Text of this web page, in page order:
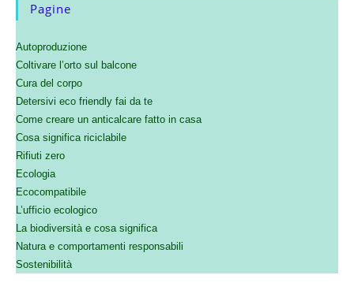
Pagine
Autoproduzione
Coltivare l’orto sul balcone
Cura del corpo
Detersivi eco friendly fai da te
Come creare un anticalcare fatto in casa
Cosa significa riciclabile
Rifiuti zero
Ecologia
Ecocompatibile
L’ufficio ecologico
La biodiversità e cosa significa
Natura e comportamenti responsabili
Sostenibilità